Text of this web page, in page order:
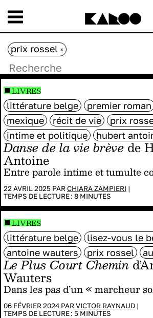
Danse de la vie brèvede
Antoine
Entre parole intime et tumulte
22 AVRIL 2025 PARCHIARA ZAMPIERI |
TEMPS DE LECTURE : 8 MINUTES
littérature belge premier roman
mexique
récit de vie prix
intime et politique
hubert
LIVRES
Le Plus Court Chemin
Wauters
Dans les pas d’un « marcheur
06 FÉVRIER 2024 PARVICTOR RAYNAUD |
TEMPS DE LECTURE : 5 MINUTES
littérature belge
lisez-vous le
antoine wauters
prix rossel
LIVRES
prix rossel x